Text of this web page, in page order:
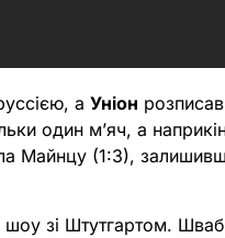
аУніон
один мʼяч, а
Майнцу (1:3),
зі Штутгартом.